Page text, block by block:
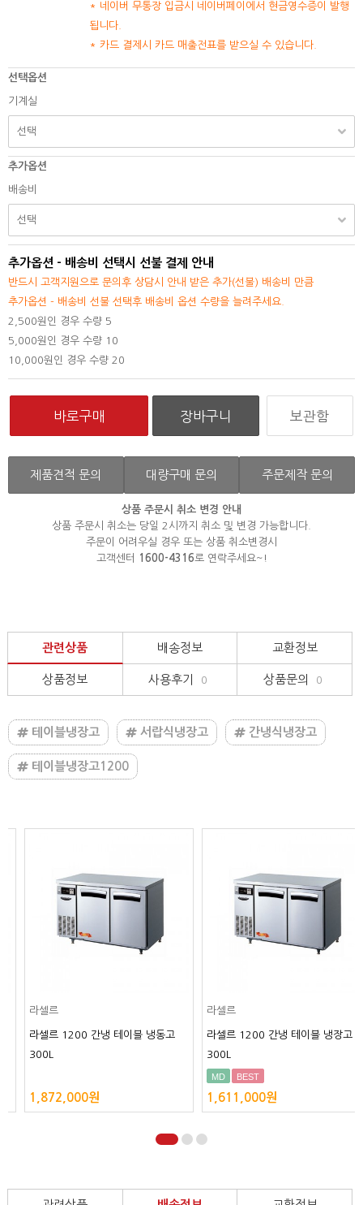
* 네이버 무통장 입금시 네이버페이에서 현금영수증이 발행
됩니다.
* 카드 결제시 카드 매출전표를 받으실 수 있습니다.
선택옵션
기계실
추가옵션
배송비
추가옵션 - 배송비 선택시 선불 결제 안내
반드시 고객지원으로 문의후 상담시 안내 받은 추가(선불) 배송비 만큼
추가옵션 - 배송비 선불 선택후 배송비 옵션 수량을 늘려주세요.
2,500원인 경우 수량 5
5,000원인 경우 수량 10
10,000원인 경우 수량 20
보관함
제품견적 문의 대량구매 문의 주문제작 문의
상품 주문시 취소 변경 안내
상품 주문시 취소는 당일 2시까지 취소 및 변경 가능합니다.
주문이 어려우실 경우 또는 상품 취소변경시
고객센터
1600-4316로 연락주세요~!
관련상품 배송정보 교환정보
상품정보 사용후기 0 상품문의 0
테이블냉장고 서랍식냉장고 간냉식냉장고
테이블냉장고1200
라셀르
라셀르 1200 간냉 테이블 냉동고
300L
1,872,000원
라셀르
라셀르 1200 간냉 테이블 냉장고
300L
BEST
1,611,000원